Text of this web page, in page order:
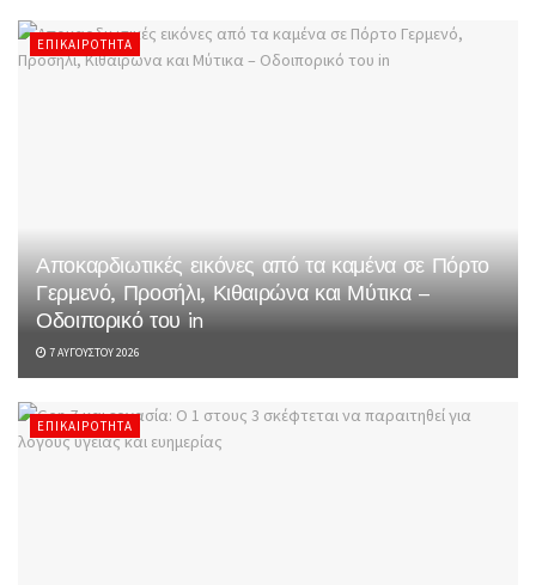
ΕΠΙΚΑΙΡΌΤΗΤΑ
Αποκαρδιωτικές εικόνες από τα καμένα σε Πόρτο
Γερμενό, Προσήλι, Κιθαιρώνα και Μύτικα –
Οδοιπορικό του in
7 ΑΥΓΟΎΣΤΟΥ 2026
ΕΠΙΚΑΙΡΌΤΗΤΑ